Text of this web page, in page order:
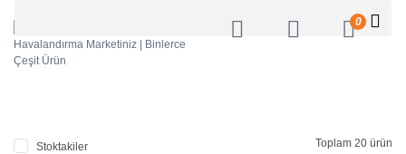
0
Stoktakiler Toplam 20 ürün